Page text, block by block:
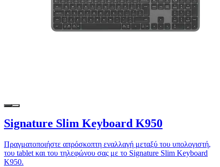
Signature Slim Keyboard K950
Πραγματοποιήστε απρόσκοπτη εναλλαγή μεταξύ του υπολογιστή,
του tablet και του τηλεφώνου σας με το Signature Slim Keyboard
K950.